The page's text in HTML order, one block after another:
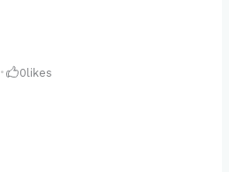
• 0likes